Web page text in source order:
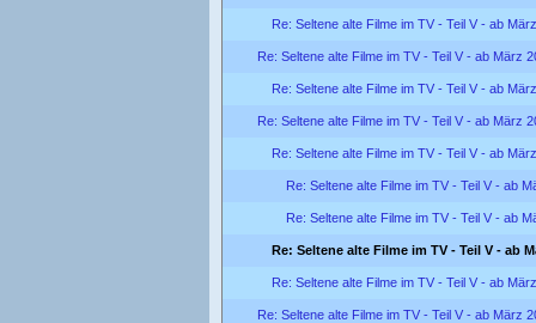
Re: Seltene alte Filme im TV - Teil V - ab
Re: Seltene alte Filme im TV - Teil V - ab März
Re: Seltene alte Filme im TV - Teil V - ab
Re: Seltene alte Filme im TV - Teil V - ab März
Re: Seltene alte Filme im TV - Teil V - ab
Re: Seltene alte Filme im TV - Teil V - ab
Re: Seltene alte Filme im TV - Teil V - ab
Re: Seltene alte Filme im TV - Teil V - ab
Re: Seltene alte Filme im TV - Teil V - ab
Re: Seltene alte Filme im TV - Teil V - ab März